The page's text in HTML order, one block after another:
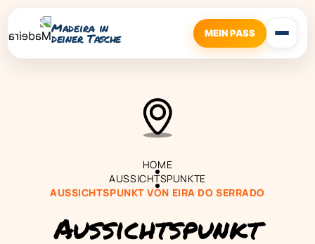
Madeira in
deiner Tasche MEIN PASS
HOME
AUSSICHTSPUNKTE
AUSSICHTSPUNKT VON EIRA DO SERRADO
Aussichtspunkt